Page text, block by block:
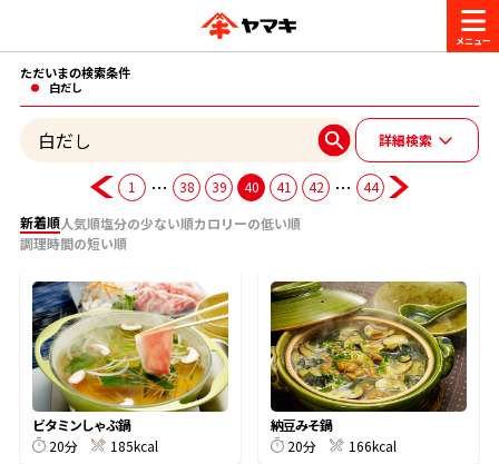
商品情報
ブランド一覧
ヤマキ『めんつゆ』 ヤマキ 割烹白だし
レシピ
おいしいレシピを探す
おいしいレシピトップ
主食レシピ
主菜レシピ
かつお節・だしを楽しむ
かつお節・だしを知る
だしの取り方
かつお節の削り方
CM・キャンペーン
キャンペーン一覧
企業・採用情報
企業情報
お問い合わせ
ただいまの検索条件
白だし
詳細検索
1 … 38 39 40 41 42 …
44
新着順人気順塩分の少ない順カロリーの低い順
調理時間の短い順
ビタミンしゃぶ鍋
20分
185kcal
納豆みそ鍋
20分
166kcal